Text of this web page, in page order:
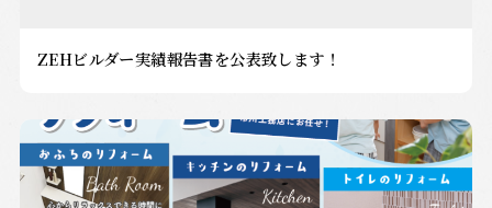
ZEHビルダー実績報告書を公表致します！